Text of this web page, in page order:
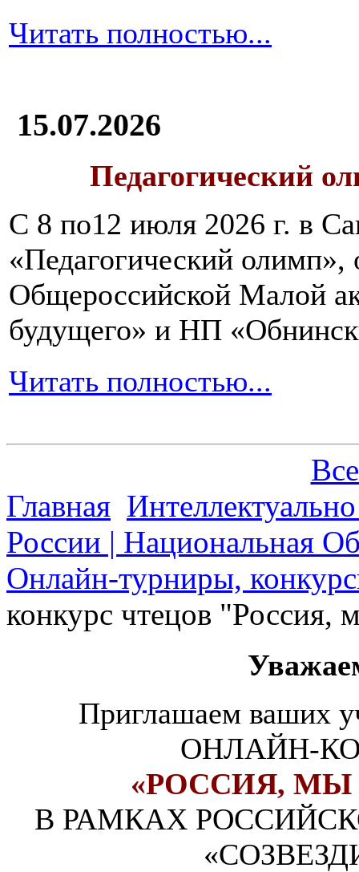
Читать полностью...
15.07.2026
Педагогический
С 8 по12 июля 2026 г. в
«Педагогический олимп»,
Общероссийской Малой
будущего» и НП
Читать полностью...
Главная
России | Национальная
Онлайн-турниры,
конкурс чтецов "Россия,
Приглашаем ваших
ОНЛАЙН-
«РОССИЯ, МЫ
В РАМКАХ